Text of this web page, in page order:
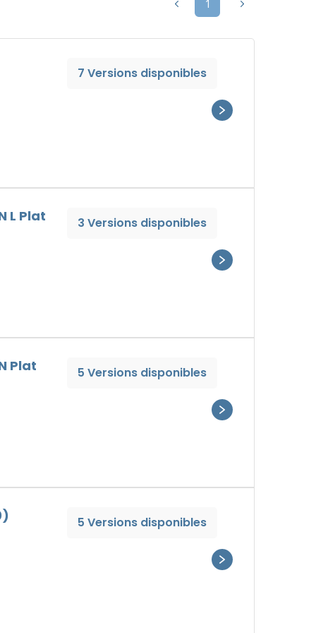
1
7 Versions disponibles
L Plat 3 Versions disponibles
Plat 5 Versions disponibles
5 Versions disponibles